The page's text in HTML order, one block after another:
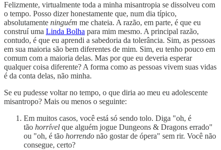
Felizmente, virtualmente toda a minha misantropia se dissolveu com
o tempo. Posso dizer honestamente que, num dia típico,
absolutamente ninguém me chateia. A razão, em parte, é que eu
construí uma Linda Bolha para mim mesmo. A principal razão,
contudo, é que eu aprendi a sabedoria da tolerância. Sim, as pessoas
em sua maioria são bem diferentes de mim. Sim, eu tenho pouco em
comum com a maioria delas. Mas por que eu deveria esperar
qualquer coisa diferente? A forma como as pessoas vivem suas vidas
é da conta delas, não minha.
Se eu pudesse voltar no tempo, o que diria ao meu eu adolescente
misantropo? Mais ou menos o seguinte:
Em muitos casos, você está só sendo tolo. Diga "oh, é
tão horrível que alguém jogue Dungeons & Dragons errado"
ou "oh, é tão horrendo não gostar de ópera" sem rir. Você não
consegue, certo?